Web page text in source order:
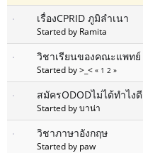
เรื่องCPRID ภูมิลำเนา
Started by Ramita
วิชาเรียนของคณะแพทย์
Started by >_< « 1 2 »
สมัครODODไม่ได้ทำไงดี
Started by บาน่า
วิชาภาษาอังกฤษ
Started by paw